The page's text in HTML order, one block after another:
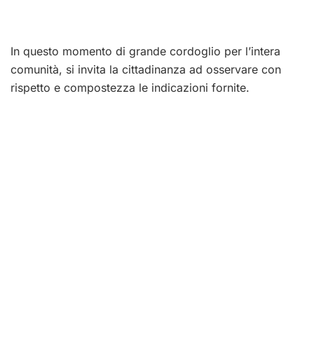
In questo momento di grande cordoglio per l’intera
comunità, si invita la cittadinanza ad osservare con
rispetto e compostezza le indicazioni fornite.